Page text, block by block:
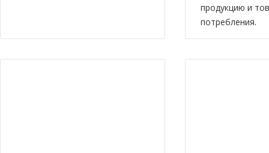
продукцию и
потребления.